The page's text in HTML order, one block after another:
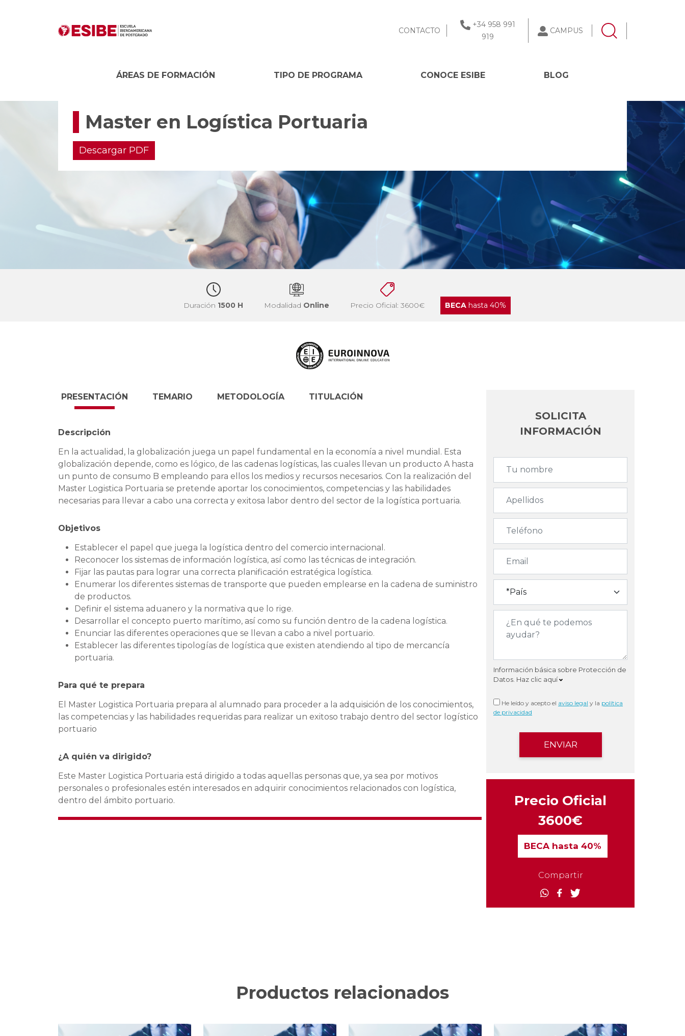
CONTACTO
+34 958 991
919
CAMPUS
ÁREAS DE FORMACIÓN TIPO DE PROGRAMA CONOCE ESIBE BLOG
Master en Logística Portuaria
Descargar PDF
Duración 1500 H Modalidad Online Precio Oficial: 3600€ BECA hasta 40%
PRESENTACIÓN
Descripción
En la actualidad, la globalización juega un papel fundamental en la economía a nivel mundial. Esta
globalización depende, como es lógico, de las cadenas logísticas, las cuales llevan un producto A hasta
un punto de consumo B empleando para ellos los medios y recursos necesarios. Con la realización del
Master Logistica Portuaria se pretende aportar los conocimientos, competencias y las habilidades
necesarias para llevar a cabo una correcta y exitosa labor dentro del sector de la logística portuaria.
Objetivos
Establecer el papel que juega la logística dentro del comercio internacional.
Reconocer los sistemas de información logística, así como las técnicas de integración.
Fijar las pautas para lograr una correcta planificación estratégica logística.
Enumerar los diferentes sistemas de transporte que pueden emplearse en la cadena de suministro
de productos.
Definir el sistema aduanero y la normativa que lo rige.
Desarrollar el concepto puerto marítimo, así como su función dentro de la cadena logística.
Enunciar las diferentes operaciones que se llevan a cabo a nivel portuario.
Establecer las diferentes tipologías de logística que existen atendiendo al tipo de mercancía
portuaria.
Para qué te prepara
El Master Logistica Portuaria prepara al alumnado para proceder a la adquisición de los conocimientos,
las competencias y las habilidades requeridas para realizar un exitoso trabajo dentro del sector logístico
portuario
¿A quién va dirigido?
Este Master Logistica Portuaria está dirigido a todas aquellas personas que, ya sea por motivos
personales o profesionales estén interesados en adquirir conocimientos relacionados con logística,
dentro del ámbito portuario.
TEMARIO METODOLOGÍA TITULACIÓN
SOLICITA
INFORMACIÓN
Información básica sobre Protección de
Datos. Haz clic aquí
He leído y acepto el aviso legal y la política
de privacidad
Precio Oficial
3600€
BECAhasta 40%
Compartir
Productos relacionados